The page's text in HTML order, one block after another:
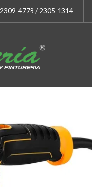
2309-4778 / 2305-1314